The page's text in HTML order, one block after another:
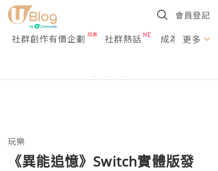
會員登記
社群創作有價企劃 社群熱話 成為U更多
玩樂
《異能追憶》Switch實體版發